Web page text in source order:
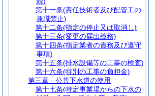
第十一条(責任技術者及び配管工の
兼職禁止)
第十二条(指定の停止又は取消し)
第十三条(変更の届出義務)
第十四条(指定業者の責務及び遵守
事項)
第十五条(排水設備等の工事の検査)
第十六条(特別の工事の負担金)
第三章
公共下水道の使用
第十七条(特定事業場からの下水の